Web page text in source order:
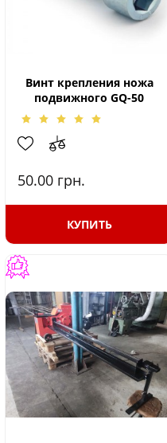
Винт крепления ножа
подвижного GQ-50
50.00 грн.
КУПИТЬ